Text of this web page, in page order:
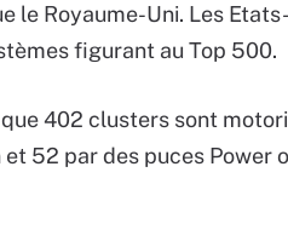
le Royaume-Uni. Les
figurant au Top 500.
402 clusters sont
52 par des puces Power